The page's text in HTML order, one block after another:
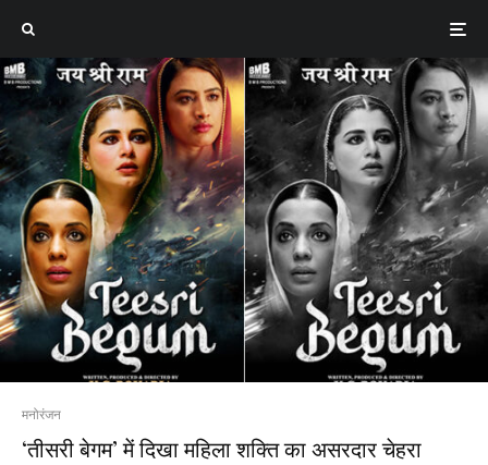
मनोरंजन
‘तीसरी बेगम’ में दिखा महिला शक्ति का असरदार चेहरा